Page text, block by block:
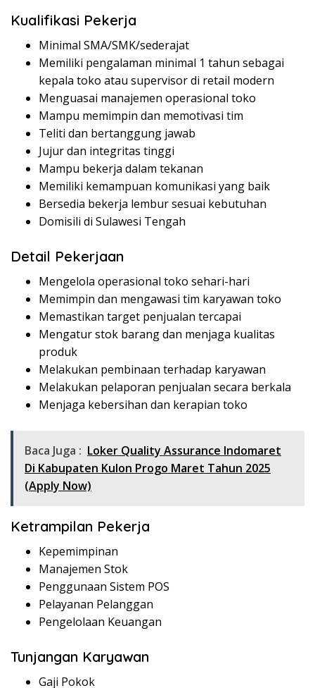
Kualifikasi Pekerja
Minimal SMA/SMK/sederajat
Memiliki pengalaman minimal 1 tahun sebagai
kepala toko atau supervisor di retail modern
Menguasai manajemen operasional toko
Mampu memimpin dan memotivasi tim
Teliti dan bertanggung jawab
Jujur dan integritas tinggi
Mampu bekerja dalam tekanan
Memiliki kemampuan komunikasi yang baik
Bersedia bekerja lembur sesuai kebutuhan
Domisili di Sulawesi Tengah
Detail Pekerjaan
Mengelola operasional toko sehari-hari
Memimpin dan mengawasi tim karyawan toko
Memastikan target penjualan tercapai
Mengatur stok barang dan menjaga kualitas
produk
Melakukan pembinaan terhadap karyawan
Melakukan pelaporan penjualan secara berkala
Menjaga kebersihan dan kerapian toko
Baca Juga : Loker Quality Assurance Indomaret
Di Kabupaten Kulon Progo Maret Tahun 2025
(Apply Now)
Ketrampilan Pekerja
Kepemimpinan
Manajemen Stok
Penggunaan Sistem POS
Pelayanan Pelanggan
Pengelolaan Keuangan
Tunjangan Karyawan
Gaji Pokok